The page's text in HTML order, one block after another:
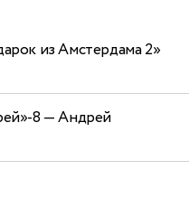
из Амстердама 2»
8 — Андрей